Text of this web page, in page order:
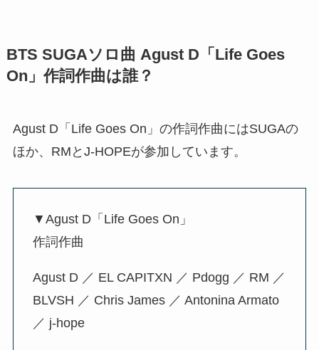
BTS SUGAソロ曲 Agust D「Life Goes
On」作詞作曲は誰？
Agust D「Life Goes On」の作詞作曲にはSUGAの
ほか、RMとJ-HOPEが参加しています。
▼Agust D「Life Goes On」
作詞作曲
Agust D ／ EL CAPITXN ／ Pdogg ／ RM ／
BLVSH ／ Chris James ／ Antonina Armato
／ j-hope